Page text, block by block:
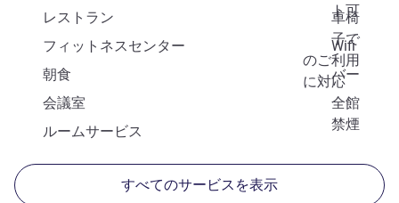
ト可
レストラン
車椅
子で
のご利用
に対応
フィットネスセンター
Wifi
朝食
バー
会議室
全館
禁煙
ルームサービス
すべてのサービスを表示